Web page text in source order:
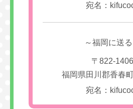
宛名：
～福岡に送る
〒822-1406
福岡県田川郡香春
宛名：